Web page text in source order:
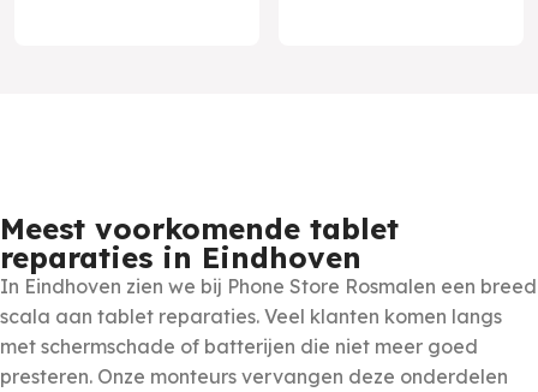
Meest voorkomende tablet
reparaties in Eindhoven
In Eindhoven zien we bij Phone Store Rosmalen een breed
scala aan tablet reparaties. Veel klanten komen langs
met schermschade of batterijen die niet meer goed
presteren. Onze monteurs vervangen deze onderdelen